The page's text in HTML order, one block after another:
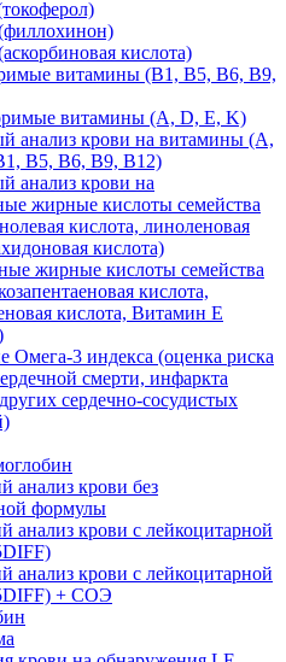
кислота)
витамины (B1, B5, B6, В9,
витамины (A, D, E, K)
анализ крови на витамины (A,
B5, B6, В9, B12)
анализ крови на
жирные кислоты семейства
кислота, линоленовая
кислота)
жирные кислоты семейства
кислота,
кислота, Витамин E
Омега-3 индекса (оценка риска
смерти, инфаркта
сердечно-сосудистых
анализ крови без
формулы
анализ крови с лейкоцитарной
анализ крови с лейкоцитарной
+ СОЭ